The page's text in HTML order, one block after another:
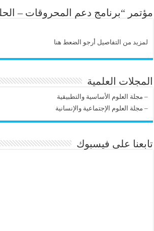
مؤتمر “برنامج دعم المحروقات –
لمزيد من التفاصيل أرجو الضعط هنا
المجلات العلمية
– مجلة العلوم الأساسية والتطبيقية
– مجلة العلوم الإجتماعية والإنسانية
تابعنا على فيسبوك